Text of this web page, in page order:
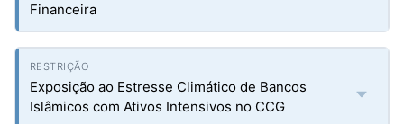
Financeira
Exposição ao Estresse Climático de Bancos
Islâmicos com Ativos Intensivos no CCG